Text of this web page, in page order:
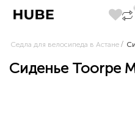
Седла для велосипеда в Астане
Сиденье Toorpe